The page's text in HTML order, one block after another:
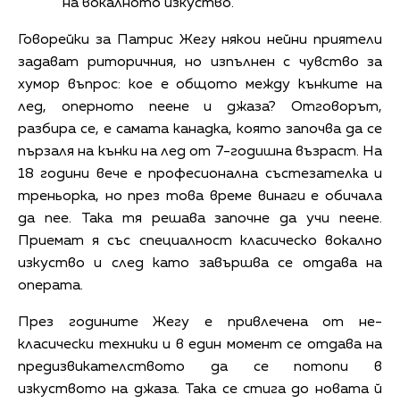
на вокалното изкуство.
Говорейки за Патрис Жегу някои нейни приятели
задават риторичния, но изпълнен с чувство за
хумор въпрос: кое е общото между кънките на
лед, оперното пеене и джаза? Отговорът,
разбира се, е самата канадка, която започва да се
пързаля на кънки на лед от 7-годишна възраст. На
18 години вече е професионална състезателка и
треньорка, но през това време винаги е обичала
да пее. Така тя решава започне да учи пеене.
Приемат я със специалност класическо вокално
изкуство и след като завършва се отдава на
операта.
През годините Жегу е привлечена от не-
класически техники и в един момент се отдава на
предизвикателството да се потопи в
изкуството на джаза. Така се стига до новата й